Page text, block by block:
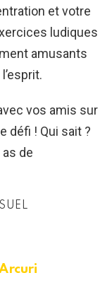
et votre
ludiques
amusants
vos amis sur
défi ! Qui sait ?
de